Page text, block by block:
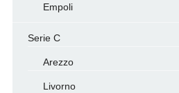
Empoli
Serie C
Arezzo
Livorno